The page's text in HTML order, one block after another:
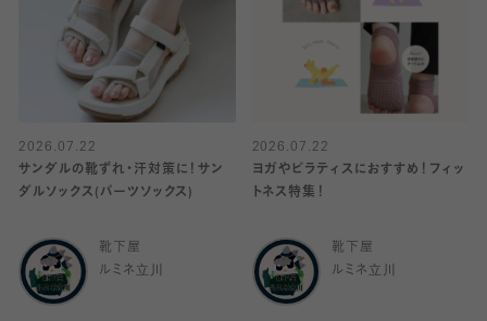
2026.07.22
サンダルの靴ずれ・汗対策に！サン
ダルソックス(パーツソックス)
靴下屋
ルミネ立川
2026.07.22
ヨガやピラティスにおすすめ！フィッ
トネス特集！
靴下屋
ルミネ立川